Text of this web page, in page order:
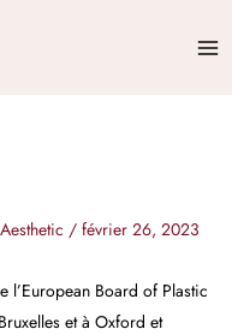
/ février 26, 2023
l’European Board of Plastic
et à Oxford et